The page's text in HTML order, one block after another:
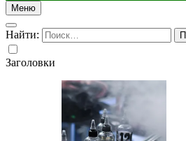
Меню
Найти:
Заголовки